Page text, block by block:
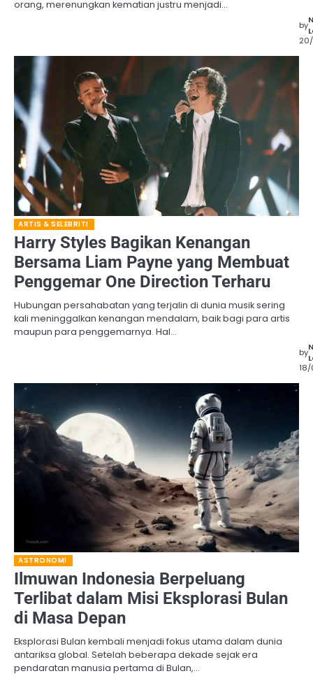
orang, merenungkan kematian justru menjadi…
by
ARTIS & SELEBRITI
Harry Styles Bagikan Kenangan
Bersama Liam Payne yang Membuat
Penggemar One Direction Terharu
Hubungan persahabatan yang terjalin di dunia musik sering
kali meninggalkan kenangan mendalam, baik bagi para artis
maupun para penggemarnya. Hal…
by
ASTRONOMI
Ilmuwan Indonesia Berpeluang
Terlibat dalam Misi Eksplorasi Bulan
di Masa Depan
Eksplorasi Bulan kembali menjadi fokus utama dalam dunia
antariksa global. Setelah beberapa dekade sejak era
pendaratan manusia pertama di Bulan,…